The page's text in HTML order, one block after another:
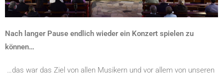
Nach langer Pause endlich wieder ein Konzert spielen zu
können…
…das war das Ziel von allen Musikern und vor allem von unseren